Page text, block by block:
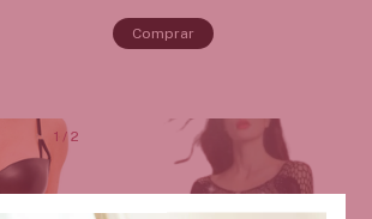
Comprar
1 /2